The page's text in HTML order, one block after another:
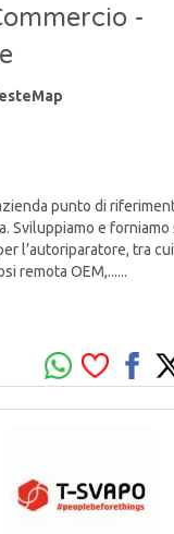
-
punto di
Sviluppiamo e
l’autoriparatore, tra
remota OEM,......